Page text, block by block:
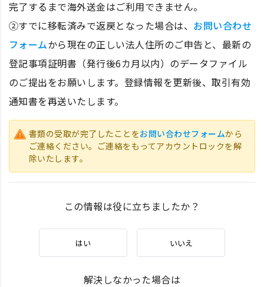
完了するまで海外送金はご利用できません。
②すでに移転済みで返戻となった場合は、 お問い合わせ
フォームから現在の正しい法人住所のご申告と、最新の
登記事項証明書（発行後6カ月以内）のデータファイル
のご提出をお願いします。登録情報を更新後、取引有効
通知書を再送いたします。
書類の受取が完了したことをお問い合わせフォームから
ご連絡ください。ご連絡をもってアカウントロックを解
除いたします。
この情報は役に立ちましたか？
はい いいえ
解決しなかった場合は